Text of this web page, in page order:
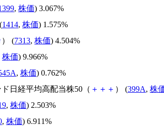
, 株価) 3.067%
1414, 株価) 1.575%
） (7313, 株価) 4.504%
株価) 9.966%
, 株価) 0.762%
日経平均高配当株50（ ＋ ＋ ＋ ） (399A, 株
, 株価) 2.503%
, 株価) 6.911%